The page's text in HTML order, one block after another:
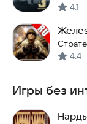
4.1
4.4
Игры без